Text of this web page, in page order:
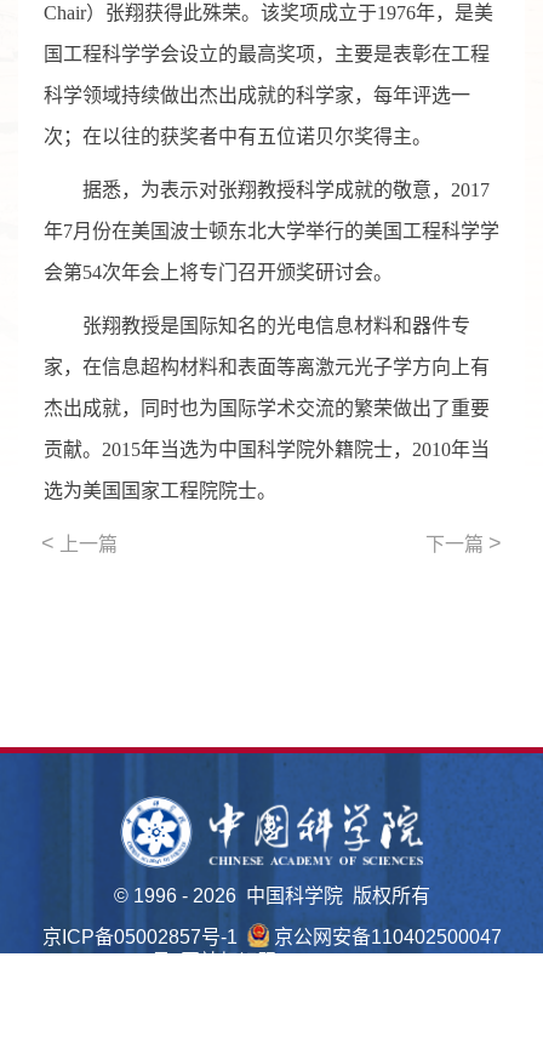
Chair）张翔获得此殊荣。该奖项成立于1976年，是美
国工程科学学会设立的最高奖项，主要是表彰在工程
科学领域持续做出杰出成就的科学家，每年评选一
次；在以往的获奖者中有五位诺贝尔奖得主。
据悉，为表示对张翔教授科学成就的敬意，2017
年7月份在美国波士顿东北大学举行的美国工程科学学
会第54次年会上将专门召开颁奖研讨会。
张翔教授是国际知名的光电信息材料和器件专
家，在信息超构材料和表面等离激元光子学方向上有
杰出成就，同时也为国际学术交流的繁荣做出了重要
贡献。2015年当选为中国科学院外籍院士，2010年当
选为美国国家工程院院士。
< 上一篇 下一篇 >
© 1996 - 2026 中国科学院 版权所有
京ICP备05002857号-1
京公网安备110402500047